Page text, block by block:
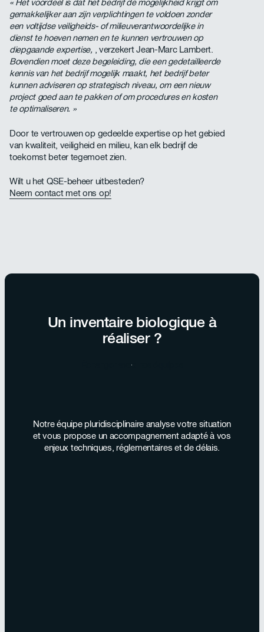
« Het voordeel is dat het bedrijf de mogelijkheid krijgt om
gemakkelijker aan zijn verplichtingen te voldoen zonder
een voltijdse veiligheids- of milieuverantwoordelijke in
dienst te hoeven nemen en te kunnen vertrouwen op
diepgaande expertise, , verzekert Jean-Marc Lambert.
Bovendien moet deze begeleiding, die een gedetailleerde
kennis van het bedrijf mogelijk maakt, het bedrijf beter
kunnen adviseren op strategisch niveau, om een nieuw
project goed aan te pakken of om procedures en kosten
te optimaliseren. »
Door te vertrouwen op gedeelde expertise op het gebied
van kwaliteit, veiligheid en milieu, kan elk bedrijf de
toekomst beter tegemoet zien.
Wilt u het QSE-beheer uitbesteden?
Neem contact met ons op!
Un inventaire biologique à
réaliser ?
Échanger avec nos équipes
Notre équipe pluridisciplinaire analyse votre situation
et vous propose un accompagnement adapté à vos
enjeux techniques, réglementaires et de délais.